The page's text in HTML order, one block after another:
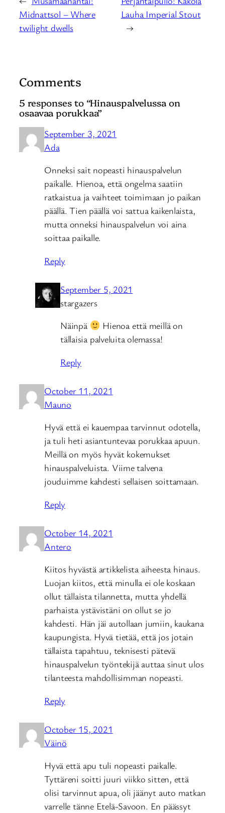
Midnattsol – Where
twilight dwells
Lauha Imperial Stout
→
Comments
5 responses to “Hinauspalvelussa on
osaavaa porukkaa”
September 3, 2021
Ada
Onneksi sait nopeasti hinauspalvelun
paikalle. Hienoa, että ongelma saatiin
ratkaistua ja vaihteet toimimaan jo paikan
päällä. Tien päällä voi sattua kaikenlaista,
mutta onneksi hinauspalvelun voi aina
soittaa paikalle.
Reply
September 5, 2021
stargazers
Näinpä
Hienoa että meillä on
tällaisia palveluita olemassa!
Reply
October 11, 2021
Mauno
Hyvä että ei kauempaa tarvinnut odotella,
ja tuli heti asiantuntevaa porukkaa apuun.
Meillä on myös hyvät kokemukset
hinauspalveluista. Viime talvena
jouduimme kahdesti sellaisen soittamaan.
Reply
October 14, 2021
Antero
Kiitos hyvästä artikkelista aiheesta hinaus.
Luojan kiitos, että minulla ei ole koskaan
ollut tällaista tilannetta, mutta yhdellä
parhaista ystävistäni on ollut se jo
kahdesti. Hän jäi autollaan jumiin, kaukana
kaupungista. Hyvä tietää, että jos jotain
tällaista tapahtuu, teknisesti pätevä
hinauspalvelun työntekijä auttaa sinut ulos
tilanteesta mahdollisimman nopeasti.
Reply
October 15, 2021
Väinö
Hyvä että apu tuli nopeasti paikalle.
Tyttäreni soitti juuri viikko sitten, että
olisi tarvinnut apua, oli jäänyt auto matkan
varrelle tänne Etelä-Savoon. En päässyt